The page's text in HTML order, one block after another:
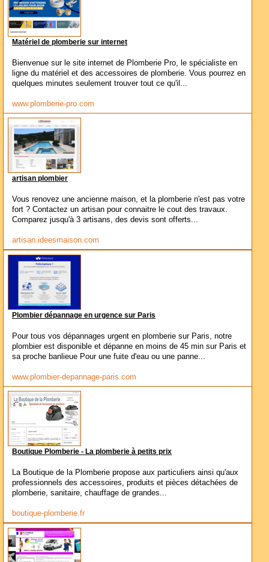
Matériel de plomberie sur internet
Bienvenue sur le site internet de Plomberie Pro, le spécialiste en
ligne du matériel et des accessoires de plomberie. Vous pourrez en
quelques minutes seulement trouver tout ce qu'il...
www.plomberie-pro.com
artisan plombier
Vous renovez une ancienne maison, et la plomberie n'est pas votre
fort ? Contactez un artisan pour connaitre le cout des travaux.
Comparez jusqu'à 3 artisans, des devis sont offerts...
artisan.ideesmaison.com
Plombier dépannage en urgence sur Paris
Pour tous vos dépannages urgent en plomberie sur Paris, notre
plombier est disponible et dépanne en moins de 45 min sur Paris et
sa proche banlieue Pour une fuite d'eau ou une panne...
www.plombier-depannage-paris.com
Boutique Plomberie - La plomberie à petits prix
La Boutique de la Plomberie propose aux particuliers ainsi qu'aux
professionnels des accessoires, produits et pièces détachées de
plomberie, sanitaire, chauffage de grandes...
boutique-plomberie.fr